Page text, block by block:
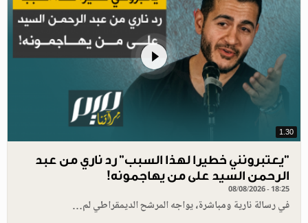
1.30
"يعتبرونني خطيرا لهذا السبب" رد ناري من عبد
الرحمن السيد على من يهاجمونه!
08/08/2026 - 18:25
في رسالة نارية ومباشرة، يواجه المرشح الديمقراطي لم…